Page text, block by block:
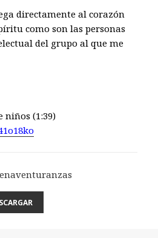
directamente al corazón
como son las personas
del grupo al que me
niños (1:39)